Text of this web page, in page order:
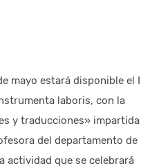
mayo estará disponible el I
laboris, con la
y traducciones» impartida
del departamento de
actividad que se celebrará